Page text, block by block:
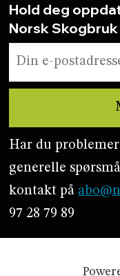
Hold deg
Norsk Skogbruk
Har du
generelle
kontakt på
97 28 79 89